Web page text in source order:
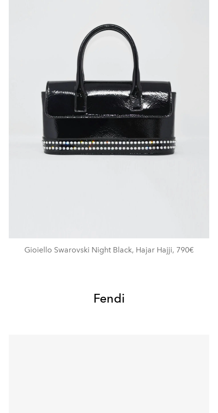
Gioiello Swarovski Night Black, Hajar Hajji, 790€
Fendi